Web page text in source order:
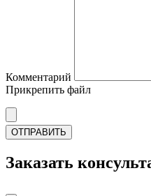
Комментарий
Прикрепить файл
Заказать